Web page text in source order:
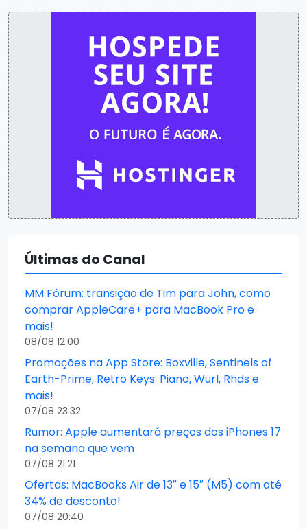
Últimas do Canal
MM Fórum: transição de Tim para John, como
comprar AppleCare+ para MacBook Pro e
mais!
08/08 12:00
Promoções na App Store: Boxville, Sentinels of
Earth-Prime, Retro Keys: Piano, Wurl, Rhds e
mais!
07/08 23:32
Rumor: Apple aumentará preços dos iPhones 17
na semana que vem
07/08 21:21
Ofertas: MacBooks Air de 13″ e 15″ (M5) com até
34% de desconto!
07/08 20:40